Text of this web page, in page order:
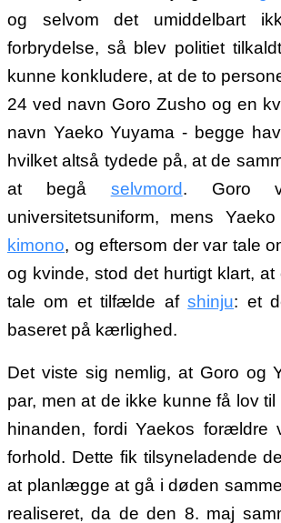
og selvom det umiddelbart
forbrydelse, så blev politiet
kunne konkludere, at de to
24 ved navn Goro Zusho og en
navn Yaeko Yuyama - begge
hvilket altså tydede på, at de
at begå selvmord. Goro
universitetsuniform, mens
kimono, og eftersom der var tale
og kvinde, stod det hurtigt klart,
tale om et tilfælde afshinju: et
baseret på kærlighed.
Det viste sig nemlig, at Goro og
par, men at de ikke kunne få lov til
hinanden, fordi Yaekos forældre
forhold. Dette fik tilsyneladende
at planlægge at gå i døden
realiseret, da de den 8. maj